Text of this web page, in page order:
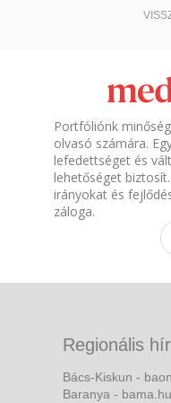
Portfóliónk
olvasó számára.
lefedettséget és
lehetőséget
irányokat és
záloga.
Regionális
Bács-Kiskun -
Baranya - bama.hu